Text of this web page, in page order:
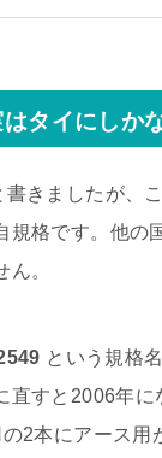
タイにしか
書きましたが、
規格です。他の
。
という規格
直すと2006年に
2本にアース用